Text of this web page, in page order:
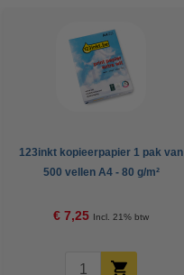
123inkt kopieerpapier 1 pak van
500 vellen A4 - 80 g/m²
€ 7,25 Incl. 21% btw